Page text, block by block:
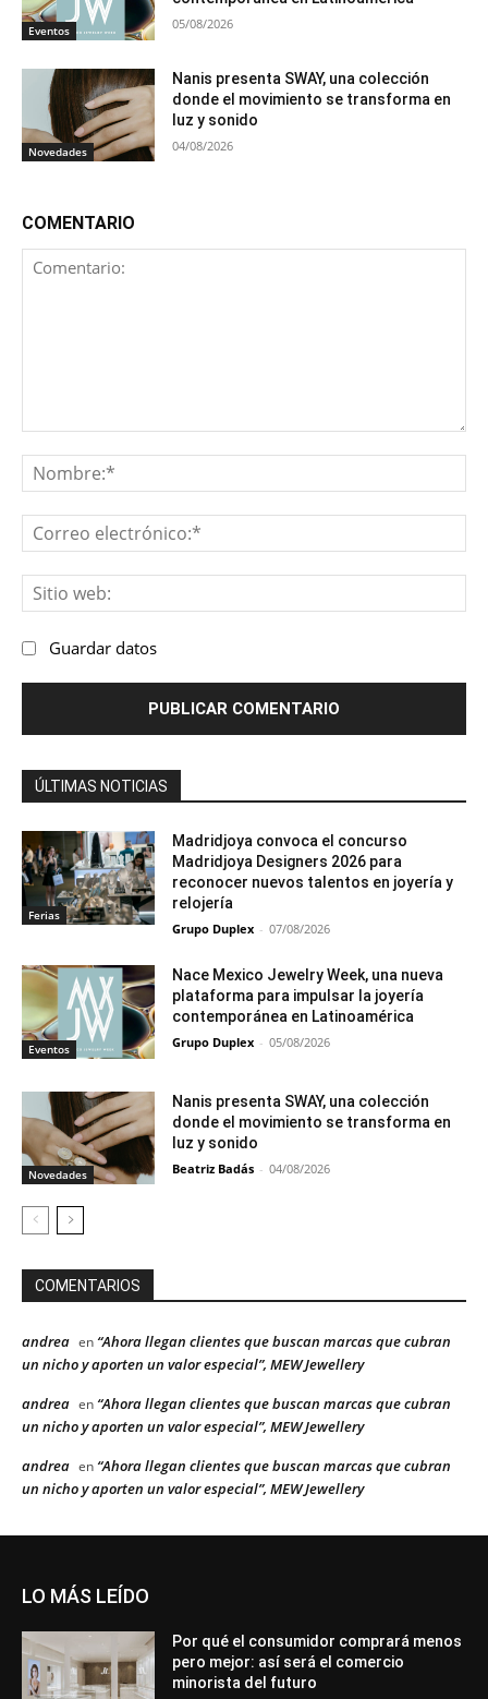
Eventos 05/08/2026
Novedades
Nanis presenta SWAY, una colección
donde el movimiento se transforma en
luz y sonido
04/08/2026
COMENTARIO
Guardar datos
ÚLTIMAS NOTICIAS
Ferias
Madridjoya convoca el concurso
Madridjoya Designers 2026 para
reconocer nuevos talentos en joyería y
relojería
Grupo Duplex - 07/08/2026
Eventos
Nace Mexico Jewelry Week, una nueva
plataforma para impulsar la joyería
contemporánea en Latinoamérica
Grupo Duplex - 05/08/2026
Novedades
Nanis presenta SWAY, una colección
donde el movimiento se transforma en
luz y sonido
Beatriz Badás - 04/08/2026
COMENTARIOS
andrea en “Ahora llegan clientes que buscan marcas que cubran
un nicho y aporten un valor especial”, MEW Jewellery
andrea en “Ahora llegan clientes que buscan marcas que cubran
un nicho y aporten un valor especial”, MEW Jewellery
andrea en “Ahora llegan clientes que buscan marcas que cubran
un nicho y aporten un valor especial”, MEW Jewellery
LO MÁS LEÍDO
Por qué el consumidor comprará menos
pero mejor: así será el comercio
minorista del futuro